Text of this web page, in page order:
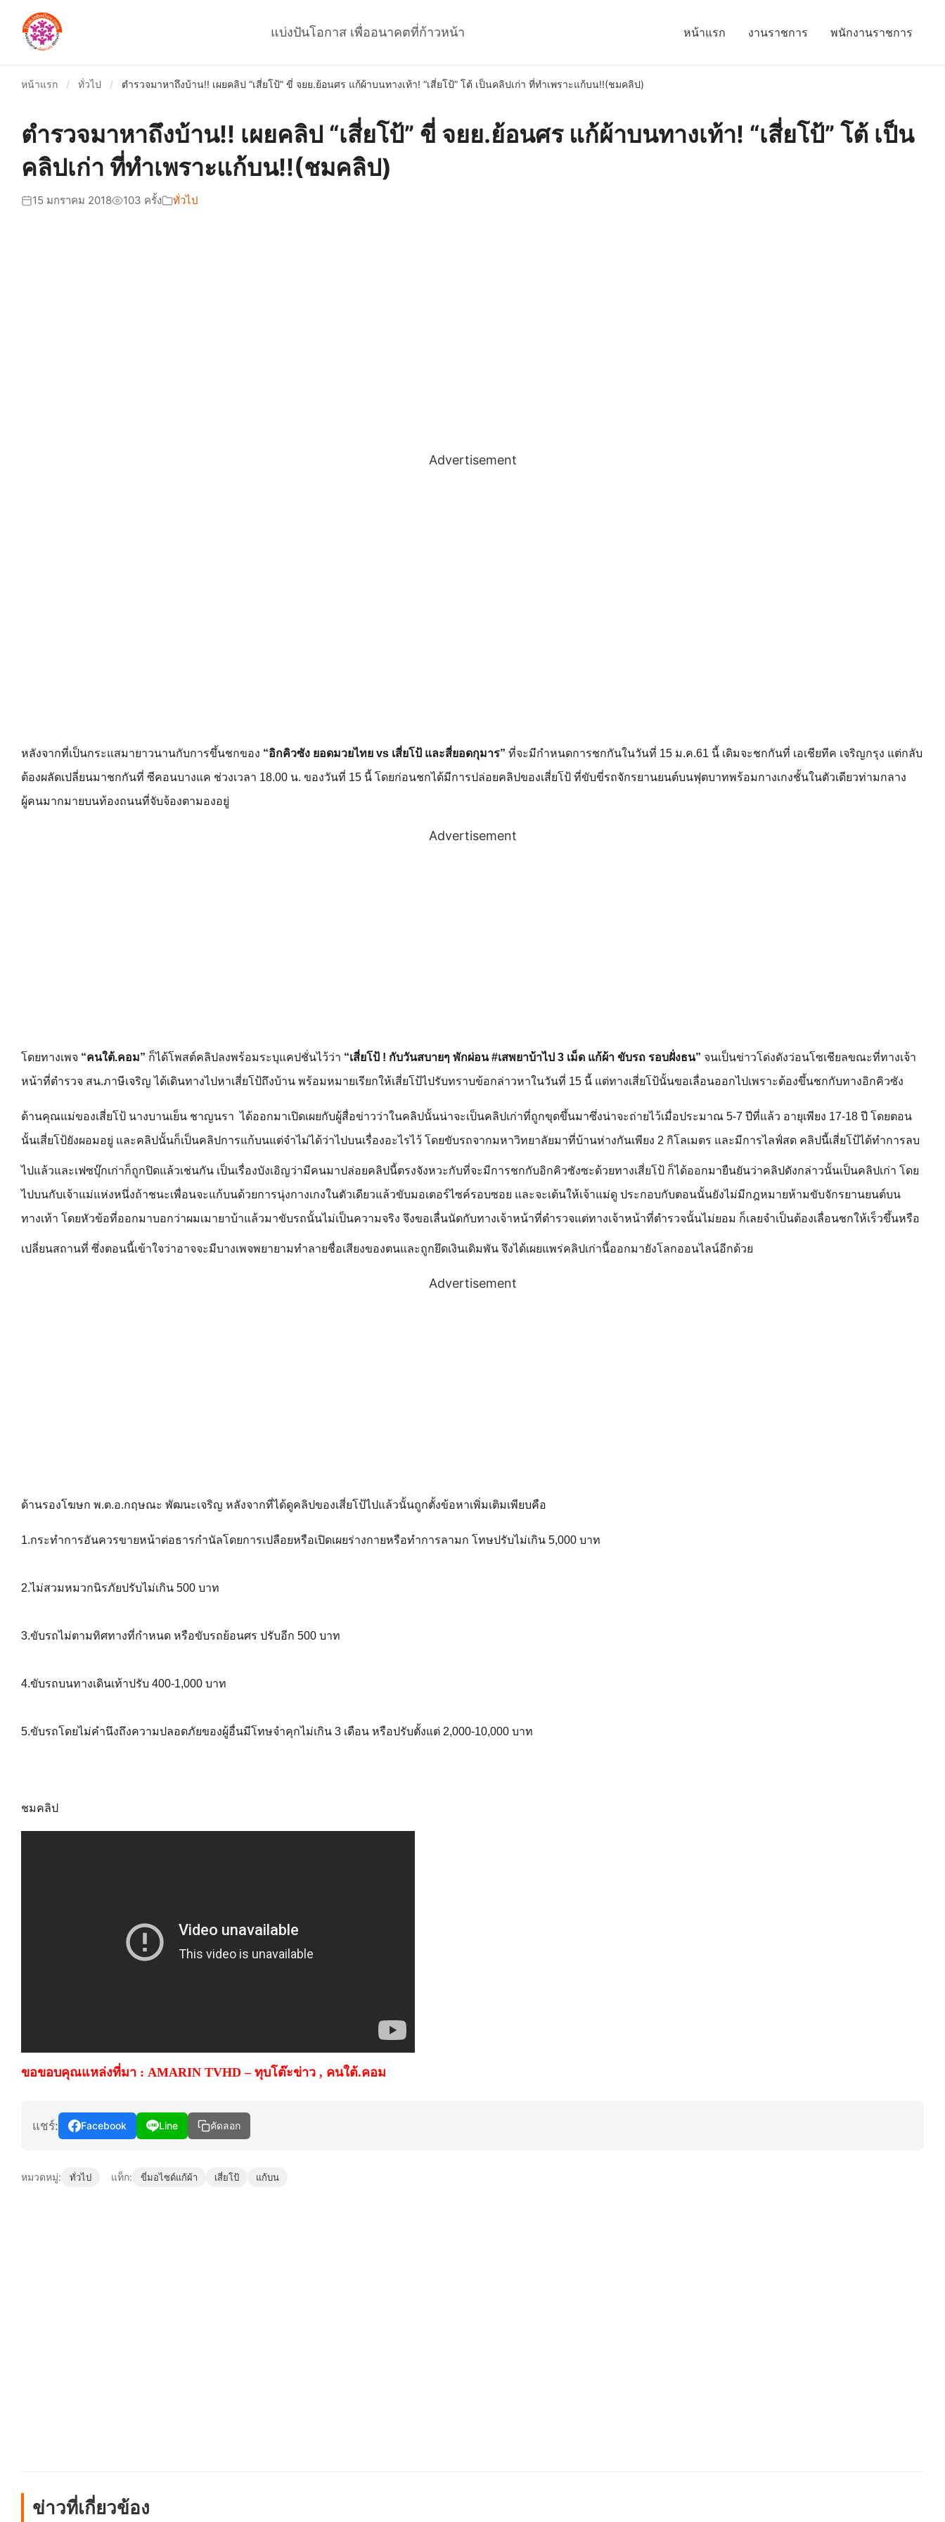
แบ่งปันโอกาส เพื่ออนาคตที่ก้าวหน้า หน้าแรก งานราชการ พนักงานราชการ
หน้าแรก / ทั่วไป / ตำรวจมาหาถึงบ้าน!! เผยคลิป “เสี่ยโป้” ขี่ จยย.ย้อนศร แก้ผ้าบนทางเท้า! “เสี่ยโป้” โต้ เป็นคลิปเก่า ที่ทำเพราะแก้บน!!(ชมคลิป)
ตำรวจมาหาถึงบ้าน!! เผยคลิป “เสี่ยโป้” ขี่ จยย.ย้อนศร แก้ผ้าบนทางเท้า! “เสี่ยโป้” โต้ เป็น
คลิปเก่า ที่ทำเพราะแก้บน!!(ชมคลิป)
15 มกราคม 2018 103 ครั้ง ทั่วไป
Advertisement
หลังจากที่เป็นกระแสมายาวนานกับการขึ้นชกของ “อิกคิวซัง ยอดมวยไทย vs เสี่ยโป้ และสี่ยอดกุมาร” ที่จะมีกำหนดการชกกันในวันที่ 15 ม.ค.61 นี้ เดิมจะชกกันที่ เอเชียทีค เจริญกรุง แต่กลับ
ต้องผลัดเปลี่ยนมาชกกันที่ ซีคอนบางแค ช่วงเวลา 18.00 น. ของวันที่ 15 นี้ โดยก่อนชกได้มีการปล่อยคลิปของเสี่ยโป้ ที่ขับขี่รถจักรยานยนต์บนฟุตบาทพร้อมกางเกงชั้นในตัวเดียวท่ามกลาง
ผู้คนมากมายบนท้องถนนที่จับจ้องตามองอยู่
Advertisement
โดยทางเพจ “คนใต้.คอม” ก็ได้โพสต์คลิปลงพร้อมระบุแคปชั่นไว้ว่า “เสี่ยโป้ ! กับวันสบายๆ พักผ่อน #เสพยาบ้าไป 3 เม็ด แก้ผ้า ขับรถ รอบฝั่งธน” จนเป็นข่าวโด่งดังว่อนโซเชียลขณะที่ทางเจ้า
หน้าที่ตำรวจ สน.ภาษีเจริญ ได้เดินทางไปหาเสี่ยโป้ถึงบ้าน พร้อมหมายเรียกให้เสี่ยโป้ไปรับทราบข้อกล่าวหาในวันที่ 15 นี้ แต่ทางเสี่ยโป้นั้นขอเลื่อนออกไปเพราะต้องขึ้นชกกับทางอิกคิวซัง
ด้านคุณแม่ของเสี่ยโป้ นางบานเย็น ชาญนรา ได้ออกมาเปิดเผยกับผู้สื่อข่าวว่าในคลิปนั้นน่าจะเป็นคลิปเก่าที่ถูกขุดขึ้นมาซึ่งน่าจะถ่ายไว้เมื่อประมาณ 5-7 ปีที่แล้ว อายุเพียง 17-18 ปี โดยตอน
นั้นเสี่ยโป้ยังผอมอยู่ และคลิปนั้นก็เป็นคลิปการแก้บนแต่จำไม่ได้ว่าไปบนเรื่องอะไรไว้ โดยขับรถจากมหาวิทยาลัยมาที่บ้านห่างกันเพียง 2 กิโลเมตร และมีการไลฟ์สด คลิปนี้เสี่ยโป้ได้ทำการลบ
ไปแล้วและเฟซบุ๊กเก่าก็ถูกปิดแล้วเช่นกัน เป็นเรื่องบังเอิญว่ามีคนมาปล่อยคลิปนี้ตรงจังหวะกับที่จะมีการชกกับอิกคิวซังซะด้วยทางเสี่ยโป้ ก็ได้ออกมายืนยันว่าคลิปดังกล่าวนั้นเป็นคลิปเก่า โดย
ไปบนกับเจ้าแม่แห่งหนึ่งถ้าชนะเพื่อนจะแก้บนด้วยการนุ่งกางเกงในตัวเดียวแล้วขับมอเตอร์ไซค์รอบซอย และจะเต้นให้เจ้าแม่ดู ประกอบกับตอนนั้นยังไม่มีกฎหมายห้ามขับจักรยานยนต์บน
ทางเท้า โดยหัวข้อที่ออกมาบอกว่าผมเมายาบ้าแล้วมาขับรถนั้นไม่เป็นความจริง จึงขอเลื่นนัดกับทางเจ้าหน้าที่ตำรวจแต่ทางเจ้าหน้าที่ตำรวจนั้นไม่ยอม ก็เลยจำเป็นต้องเลื่อนชกให้เร็วขึ้นหรือ
เปลี่ยนสถานที่ ซึ่งตอนนี้เข้าใจว่าอาจจะมีบางเพจพยายามทำลายชื่อเสียงของตนและถูกยึดเงินเดิมพัน จึงได้เผยแพร่คลิปเก่านี้ออกมายังโลกออนไลน์อีกด้วย
Advertisement
ด้านรองโฆษก พ.ต.อ.กฤษณะ พัฒนะเจริญ หลังจากที่ได้ดูคลิปของเสี่ยโป้ไปแล้วนั้นถูกตั้งข้อหาเพิ่มเติมเพียบคือ
1.กระทำการอันควรขายหน้าต่อธารกำนัลโดยการเปลือยหรือเปิดเผยร่างกายหรือทำการลามก โทษปรับไม่เกิน 5,000 บาท
2.ไม่สวมหมวกนิรภัยปรับไม่เกิน 500 บาท
3.ขับรถไม่ตามทิศทางที่กำหนด หรือขับรถย้อนศร ปรับอีก 500 บาท
4.ขับรถบนทางเดินเท้าปรับ 400-1,000 บาท
5.ขับรถโดยไม่คำนึงถึงความปลอดภัยของผู้อื่นมีโทษจำคุกไม่เกิน 3 เดือน หรือปรับตั้งแต่ 2,000-10,000 บาท
ชมคลิป
ขอขอบคุณแหล่งที่มา : AMARIN TVHD – ทุบโต๊ะข่าว , คนใต้.คอม
แชร์: Facebook Line คัดลอก
หมวดหมู่: ทั่วไป แท็ก: ขี่มอไซด์แก้ผ้า เสี่ยโป้ แก้บน
ข่าวที่เกี่ยวข้อง